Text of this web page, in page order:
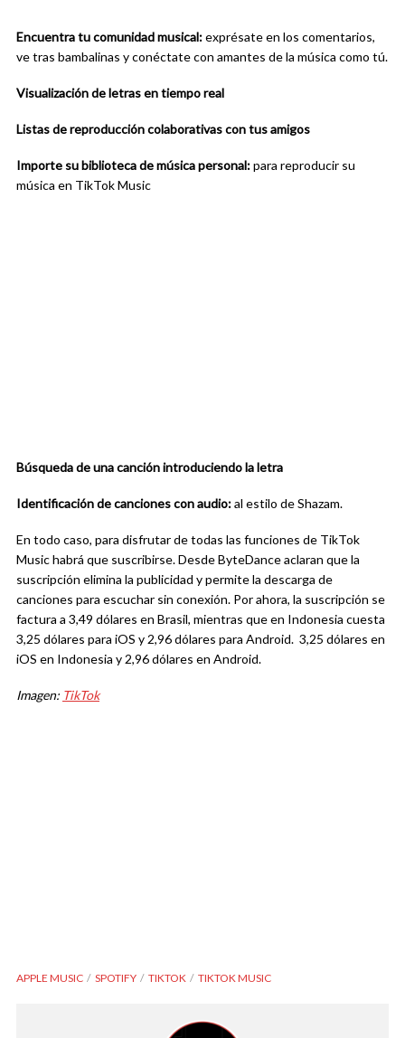
Encuentra tu comunidad musical:exprésate en los comentarios,
ve tras bambalinas y conéctate con amantes de la música como tú.
Visualización de letras en tiempo real
Listas de reproducción colaborativas con tus amigos
Importe su biblioteca de música personal:para reproducir su
música en TikTok Music
Búsqueda de una canción introduciendo la letra
Identificación de canciones con audio:al estilo de Shazam.
En todo caso, para disfrutar de todas las funciones de TikTok
Music habrá que suscribirse. Desde ByteDance aclaran que la
suscripción elimina la publicidad y permite la descarga de
canciones para escuchar sin conexión. Por ahora, la suscripción se
factura a 3,49 dólares en Brasil, mientras que en Indonesia cuesta
3,25 dólares para iOS y 2,96 dólares para Android. 3,25 dólares en
iOS en Indonesia y 2,96 dólares en Android.
Imagen: TikTok
APPLE MUSIC SPOTIFY TIKTOK TIKTOK MUSIC